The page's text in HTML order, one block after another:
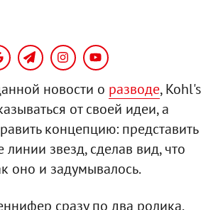
новости о разводе, Kohl's
от своей идеи, а
концепцию: представить
линии звезд, сделав вид, что
оно и задумывалось.
сразу по два ролика,